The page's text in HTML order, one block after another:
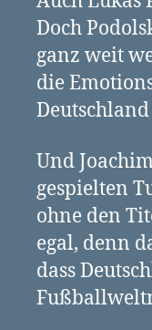
Doch
ganz weit
die
Und
gespielten
ohne den
egal, denn
dass